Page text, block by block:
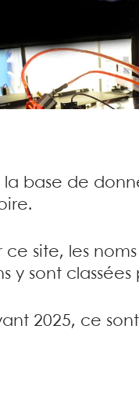
base de
ce site, les
y sont
2025, ce